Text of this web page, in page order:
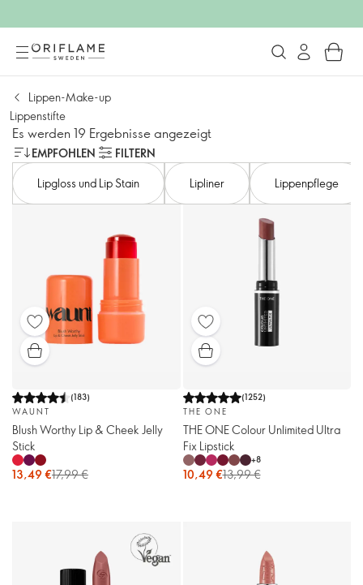
Lippen-Make-up
Lippenstifte
Es werden 19 Ergebnisse angezeigt
EMPFOHLEN
FILTERN
Lipgloss und Lip Stain
Lipliner Lippenpflege
(183)
WAUNT
Blush Worthy Lip & Cheek Jelly
Stick
13,49 €17,99 €
(1252)
THE ONE
THE ONE Colour Unlimited Ultra
Fix Lipstick
+8
10,49 €13,99 €